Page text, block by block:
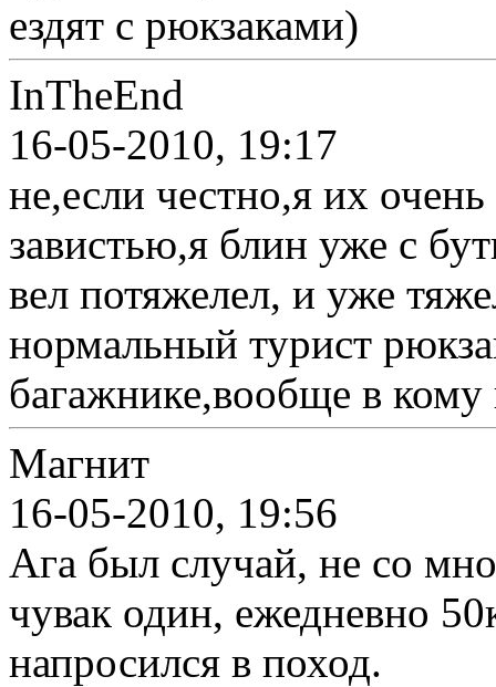
ездят с рюкзаками)
InTheEnd
16-05-2010, 19:17
не,если честно,я их
завистью,я блин уже с
вел потяжелел, и уже
нормальный турист
багажнике,вообще в
Магнит
16-05-2010, 19:56
Ага был случай, не со
чувак один, ежедневно
напросился в поход.